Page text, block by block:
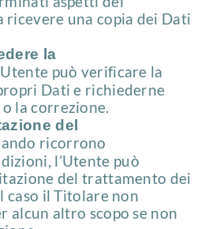
una copia dei Dati
la
può verificare la
Dati e richiederne
la correzione.
del
ricorrono
l’Utente può
del trattamento dei
caso il Titolare non
alcun altro scopo se non